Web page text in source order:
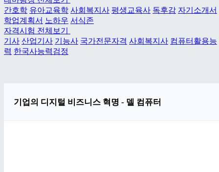
간호학 유아교육학 사회복지사 평생교육사 독후감 자기소개서
학업계획서 노하우 서식존
자격시험 전체보기
기사 산업기사 기능사 국가전문자격 사회복지사 컴퓨터활용능
력 한국사능력검정
기업의 디지털 비즈니스 혁명 - 델 컴퓨터